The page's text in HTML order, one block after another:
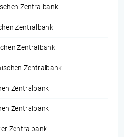
Zentralbank
Zentralbank
Zentralbank
Zentralbank
Zentralbank
Zentralbank
Zentralbank